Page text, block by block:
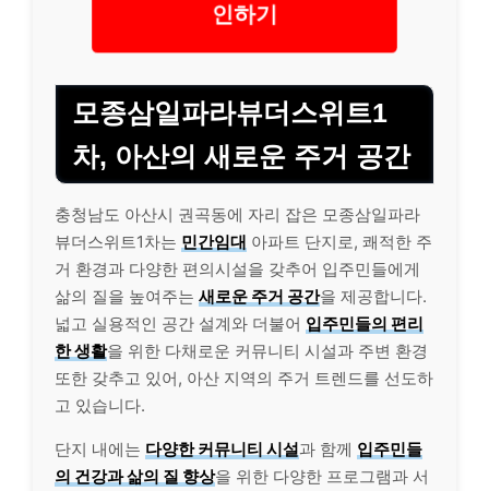
인하기
모종삼일파라뷰더스위트1
차, 아산의 새로운 주거 공간
충청남도 아산시 권곡동에 자리 잡은 모종삼일파라
뷰더스위트1차는 민간임대 아파트 단지로, 쾌적한 주
거 환경과 다양한 편의시설을 갖추어 입주민들에게
삶의 질을 높여주는 새로운 주거 공간을 제공합니다.
넓고 실용적인 공간 설계와 더불어 입주민들의 편리
한 생활을 위한 다채로운 커뮤니티 시설과 주변 환경
또한 갖추고 있어, 아산 지역의 주거 트렌드를 선도하
고 있습니다.
단지 내에는 다양한 커뮤니티 시설과 함께 입주민들
의 건강과 삶의 질 향상을 위한 다양한 프로그램과 서